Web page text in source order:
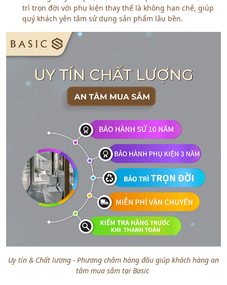
trì trọn đời với phụ kiện thay thế là không hạn chế, giúp
quý khách yên tâm sử dụng sản phẩm lâu bền.
Uy tín & Chất lượng - Phương châm hàng đầu giúp khách hàng an
tâm mua sắm tại Basic